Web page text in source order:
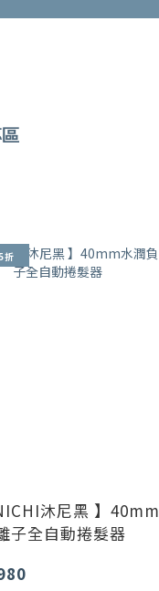
折
沐尼黑 】40mm
子全自動捲髮器